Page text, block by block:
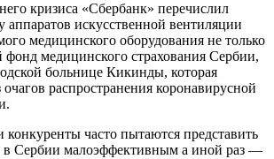
кризиса «Сбербанк» перечислил
аппаратов искусственной вентиляции
медицинского оборудования не только
фонд медицинского страхования Сербии,
больнице Кикинды, которая
очагов распространения коронавирусной
часто пытаются представить
в Сербии малоэффективным а иной раз —